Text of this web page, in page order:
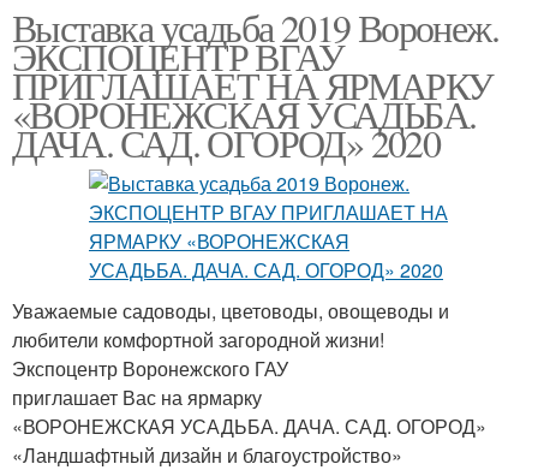
Выставка усадьба 2019 Воронеж.
ЭКСПОЦЕНТР ВГАУ
ПРИГЛАШАЕТ НА ЯРМАРКУ
«ВОРОНЕЖСКАЯ УСАДЬБА.
ДАЧА. САД. ОГОРОД» 2020
Уважаемые садоводы, цветоводы, овощеводы и
любители комфортной загородной жизни!
Экспоцентр Воронежского ГАУ
приглашает Вас на ярмарку
«ВОРОНЕЖСКАЯ УСАДЬБА. ДАЧА. САД. ОГОРОД»
«Ландшафтный дизайн и благоустройство»